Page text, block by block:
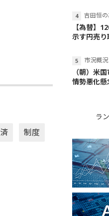
制度
吉田恒
【為替】
示す円売
市況概況
（朝）米
情勢悪化
ラ